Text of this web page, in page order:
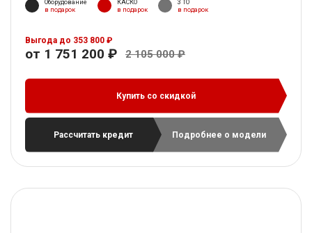
Оборудование
в подарок
КАСКО
в подарок
3 ТО
в подарок
Выгода до 353 800 ₽
от 1 751 200 ₽ 2 105 000 ₽
Купить со скидкой
Рассчитать кредит Подробнее о модели